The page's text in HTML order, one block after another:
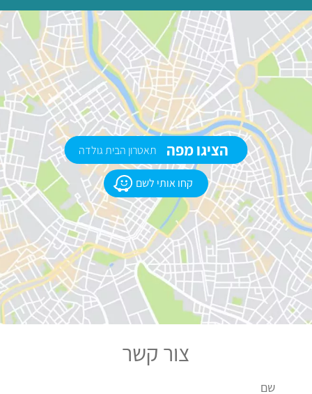
קחו אותי לשם
הציגו מפה תאטרון הבית גולדה
צור קשר